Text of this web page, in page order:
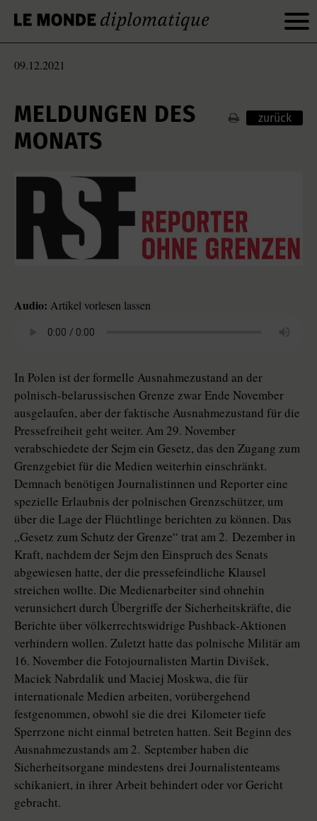
09.12.2021
MELDUNGEN DES
MONATS
zurück
Audio: Artikel vorlesen lassen
In Polen ist der formelle Ausnahmezustand an der
polnisch-belarussischen Grenze zwar Ende November
ausgelaufen, aber der faktische Ausnahmezustand für die
Pressefreiheit geht weiter. Am 29. November
verabschiedete der Sejm ein Gesetz, das den Zugang zum
Grenzgebiet für die Medien weiterhin einschränkt.
Demnach benötigen Journalistinnen und Reporter eine
spezielle Erlaubnis der polnischen Grenzschützer, um
über die Lage der Flüchtlinge berichten zu können. Das
„Ge­setz zum Schutz der Grenze“ trat am 2. Dezember in
Kraft, nachdem der Sejm den Einspruch des Senats
abgewiesen hatte, der die pressefeindliche Klausel
streichen wollte. Die Medienarbeiter sind ohnehin
verunsichert durch Übergriffe der Sicherheitskräfte, die
Berichte über völkerrechtswidrige Pushback-Aktionen
verhindern wollen. Zuletzt hatte das polnische Militär am
16. November die Fotojournalisten Martin Divišek,
Maciek Nabrdalik und Maciej Moskwa, die für
internationale Medien arbeiten, vorübergehend
festgenommen, obwohl sie die drei Kilometer tiefe
Sperrzone nicht einmal betreten hatten. Seit Beginn des
Ausnahmezustands am 2. September haben die
Sicherheitsorgane mindestens drei Journalistenteams
schikaniert, in ihrer Arbeit behindert oder vor Gericht
gebracht.